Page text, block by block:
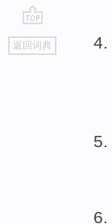
go
top
返回词典